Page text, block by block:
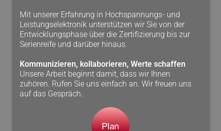
Mit unserer Erfahrung in Hochspannungs- und
Leistungselektronik unterstützen wir Sie von der
Entwicklungsphase über die Zertifizierung bis zur
Serienreife und darüber hinaus.
Kommunizieren, kollaborieren, Werte schaffen
Unsere Arbeit beginnt damit, dass wir Ihnen
zuhören. Rufen Sie uns einfach an. Wir freuen uns
auf das Gespräch.